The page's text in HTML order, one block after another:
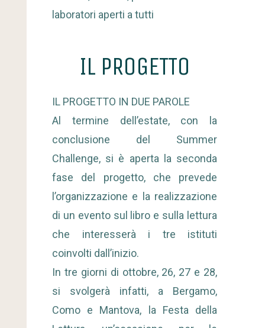
laboratori aperti a tutti
IL PROGETTO
IL PROGETTO IN DUE PAROLE
Al termine dell’estate, con la
conclusione del Summer
Challenge, si è aperta la seconda
fase del progetto, che prevede
l’organizzazione e la realizzazione
di un evento sul libro e sulla lettura
che interesserà i tre istituti
coinvolti dall’inizio.
In tre giorni di ottobre, 26, 27 e 28,
si svolgerà infatti, a Bergamo,
Como e Mantova, la Festa della